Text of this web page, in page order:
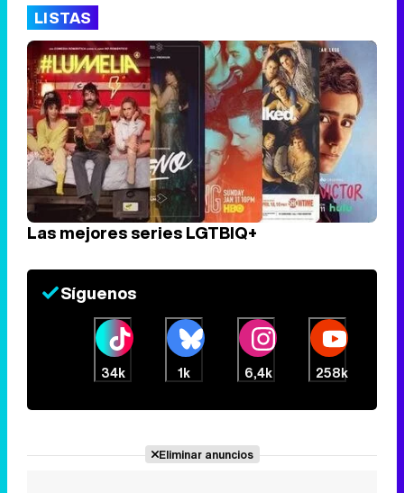
LISTAS
Las mejores series LGTBIQ+
Síguenos
34k 1k 6,4k 258k
Eliminar anuncios